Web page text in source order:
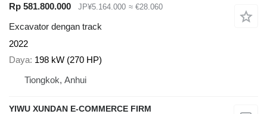
Rp 581.800.000
JP¥5.164.000 ≈ €28.060
Excavator dengan track
2022
Daya 198 kW (270 HP)
Tiongkok, Anhui
YIWU XUNDAN E-COMMERCE FIRM